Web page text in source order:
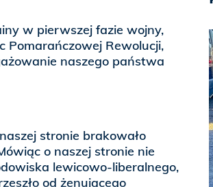
w pierwszej fazie wojny,
Pomarańczowej Rewolucji,
naszego państwa
stronie brakowało
o naszej stronie nie
lewicowo-liberalnego,
od żenującego